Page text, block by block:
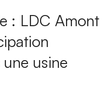
: LDC Amont
usine